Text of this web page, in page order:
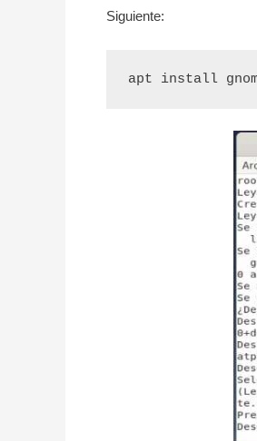
Siguiente:
apt install